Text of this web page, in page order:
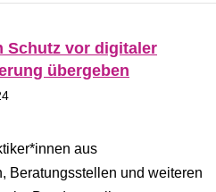
Schutz vor digitaler
übergeben
aus
Beratungsstellen und weiteren